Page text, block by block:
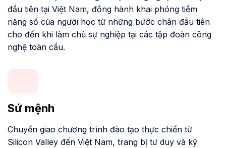
đầu tiên tại Việt Nam, đồng hành khai phóng tiềm
năng số của người học từ những bước chân đầu tiên
cho đến khi làm chủ sự nghiệp tại các tập đoàn công
nghệ toàn cầu.
Sứ mệnh
Chuyển giao chương trình đào tạo thực chiến từ
Silicon Valley đến Việt Nam, trang bị tư duy và kỹ